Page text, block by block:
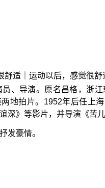
舒适｜运动以后，感觉很舒
、导演。原名昌格，浙
地拍片。1952年后任上
深》等影片，并导演《苦
发豪情。